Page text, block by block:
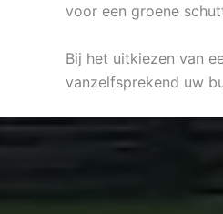
voor een groene
Bij het uitkiezen van
vanzelfsprekend uw